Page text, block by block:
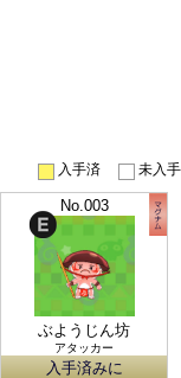
入手済 未入手
No.003
ぶようじん坊
アタッカー
入手済みに